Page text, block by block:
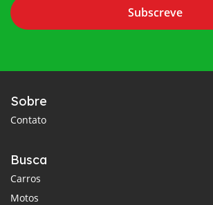
Subscreve
Sobre
Contato
Busca
Carros
Motos